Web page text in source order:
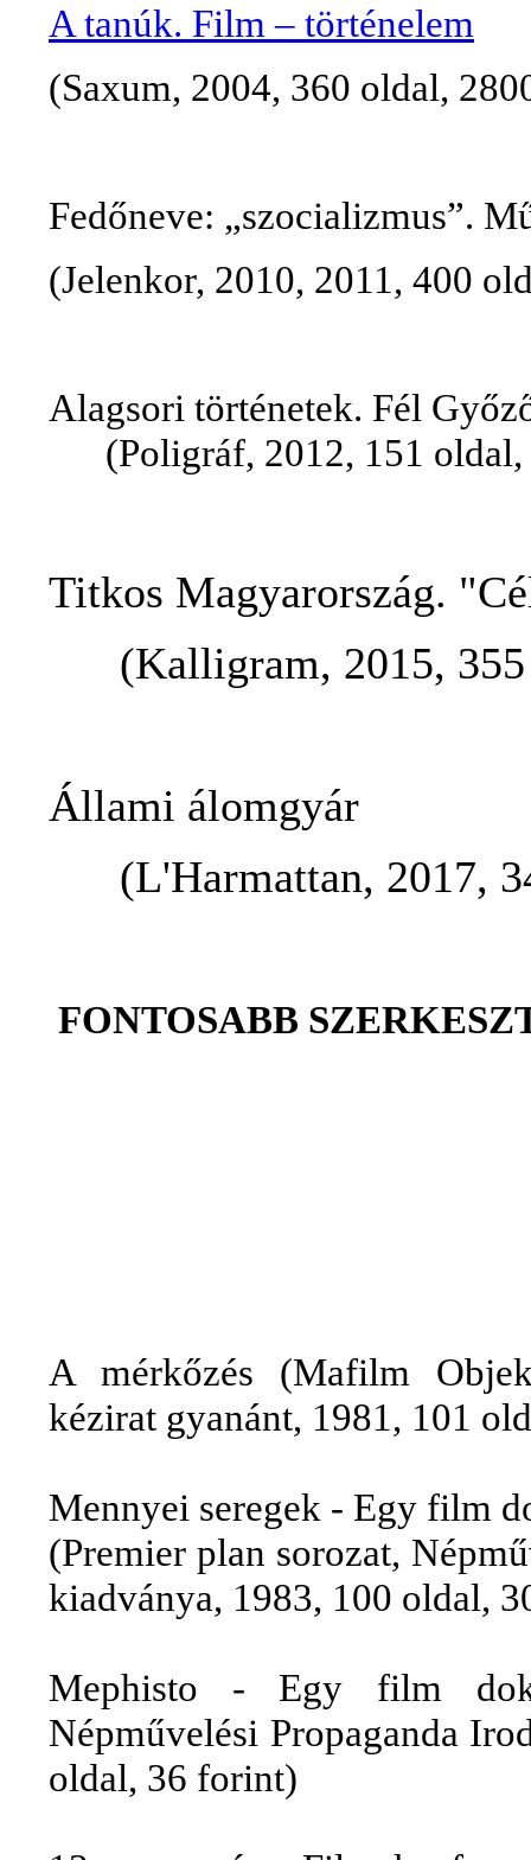
A tanúk. Film – történelem
(Saxum, 2004, 360 oldal,
Fedőneve: „szocializmus”.
(Jelenkor, 2010, 2011, 400
Alagsori történetek. Fél
(Poligráf, 2012, 151 oldal,
Titkos Magyarország.
(Kalligram, 2015, 355
Állami álomgyár
(L'Harmattan, 2017,
FONTOSABB
A mérkőzés (Mafilm
kézirat gyanánt, 1981, 101
Mennyei seregek - Egy film
(Premier plan sorozat,
kiadványa, 1983, 100 oldal,
Mephisto - Egy film
Népművelési Propaganda
oldal, 36 forint)